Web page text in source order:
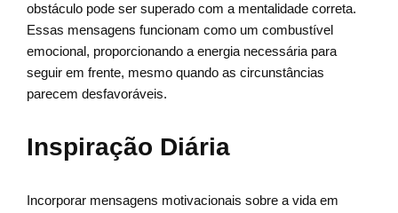
obstáculo pode ser superado com a mentalidade correta.
Essas mensagens funcionam como um combustível
emocional, proporcionando a energia necessária para
seguir em frente, mesmo quando as circunstâncias
parecem desfavoráveis.
Inspiração Diária
Incorporar mensagens motivacionais sobre a vida em